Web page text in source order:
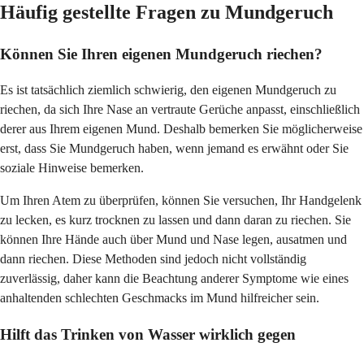
Häufig gestellte Fragen zu Mundgeruch
Können Sie Ihren eigenen Mundgeruch riechen?
Es ist tatsächlich ziemlich schwierig, den eigenen Mundgeruch zu
riechen, da sich Ihre Nase an vertraute Gerüche anpasst, einschließlich
derer aus Ihrem eigenen Mund. Deshalb bemerken Sie möglicherweise
erst, dass Sie Mundgeruch haben, wenn jemand es erwähnt oder Sie
soziale Hinweise bemerken.
Um Ihren Atem zu überprüfen, können Sie versuchen, Ihr Handgelenk
zu lecken, es kurz trocknen zu lassen und dann daran zu riechen. Sie
können Ihre Hände auch über Mund und Nase legen, ausatmen und
dann riechen. Diese Methoden sind jedoch nicht vollständig
zuverlässig, daher kann die Beachtung anderer Symptome wie eines
anhaltenden schlechten Geschmacks im Mund hilfreicher sein.
Hilft das Trinken von Wasser wirklich gegen